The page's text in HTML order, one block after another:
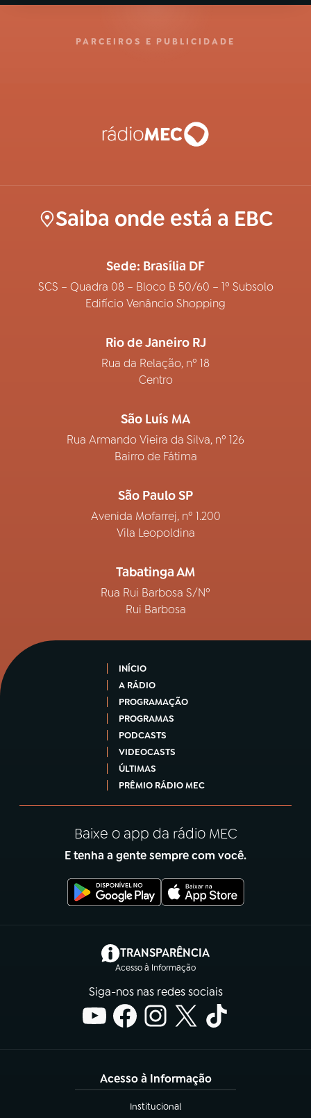
PARCEIROS E PUBLICIDADE
Saiba onde está a EBC
Sede: Brasília DF
SCS – Quadra 08 – Bloco B 50/60 – 1º Subsolo
Edifício Venâncio Shopping
Rio de Janeiro RJ
Rua da Relação, nº 18
Centro
São Luís MA
Rua Armando Vieira da Silva, nº 126
Bairro de Fátima
São Paulo SP
Avenida Mofarrej, nº 1.200
Vila Leopoldina
Tabatinga AM
Rua Rui Barbosa S/Nº
Rui Barbosa
INÍCIO
A RÁDIO
PROGRAMAÇÃO
PROGRAMAS
PODCASTS
VIDEOCASTS
ÚLTIMAS
PRÊMIO RÁDIO MEC
Baixe o app da rádio MEC
E tenha a gente sempre com você.
TRANSPARÊNCIA
Acesso à Informação
(abre em nova aba)
Siga-nos nas redes sociais
Acesso à Informação
Institucional
(abre em nova aba)